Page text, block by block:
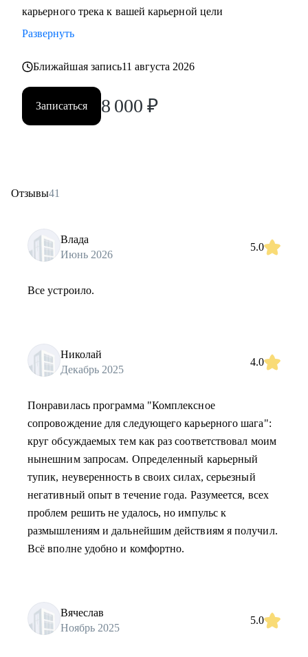
карьерного трека к вашей карьерной цели
Развернуть
Ближайшая запись11 августа 2026
Записаться 8 000 ₽
Отзывы41
Влада
Июнь 2026
5.0
Все устроило.
Николай
Декабрь 2025
4.0
Понравилась программа "Комплексное
сопровождение для следующего карьерного шага":
круг обсуждаемых тем как раз соответствовал моим
нынешним запросам. Определенный карьерный
тупик, неуверенность в своих силах, серьезный
негативный опыт в течение года. Разумеется, всех
проблем решить не удалось, но импульс к
размышлениям и дальнейшим действиям я получил.
Всё вполне удобно и комфортно.
Вячеслав
Ноябрь 2025
5.0